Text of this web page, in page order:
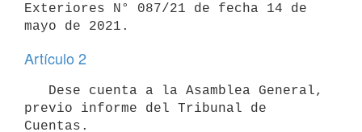
Exteriores N° 087/21 de fecha 14 de
Artículo 2
previo informe del Tribunal de